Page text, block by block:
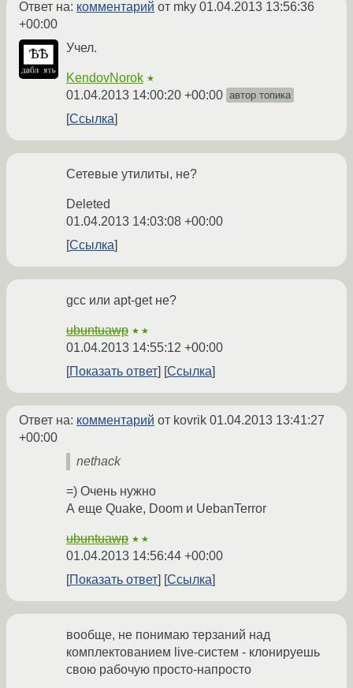
Ответ на: комментарий от mky 01.04.2013 13:56:36
+00:00
Учел.
KendovNorok ★
01.04.2013 14:00:20 +00:00 автор топика
Ссылка
Сетевые утилиты, не?
Deleted
01.04.2013 14:03:08 +00:00
Ссылка
gcc или apt-get не?
ubuntuawp ★★
01.04.2013 14:55:12 +00:00
Показать ответ
Ссылка
Ответ на: комментарий от kovrik 01.04.2013 13:41:27
+00:00
nethack
=) Очень нужно
А еще Quake, Doom и UebanTerror
ubuntuawp ★★
01.04.2013 14:56:44 +00:00
Показать ответ
Ссылка
вообще, не понимаю терзаний над
комплектованием live-систем - клонируешь
свою рабочую просто-напросто